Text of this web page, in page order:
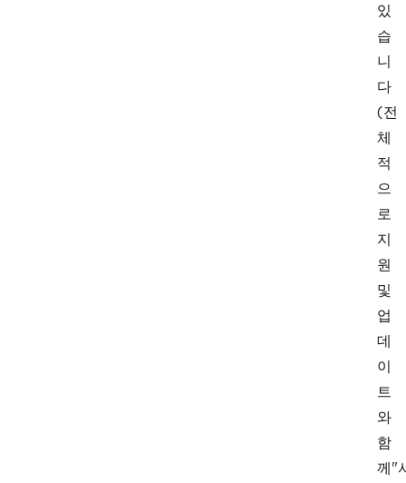
있
습
니
다
(전
체
적
으
로
지
원
및
업
데
이
트
와
함
께"